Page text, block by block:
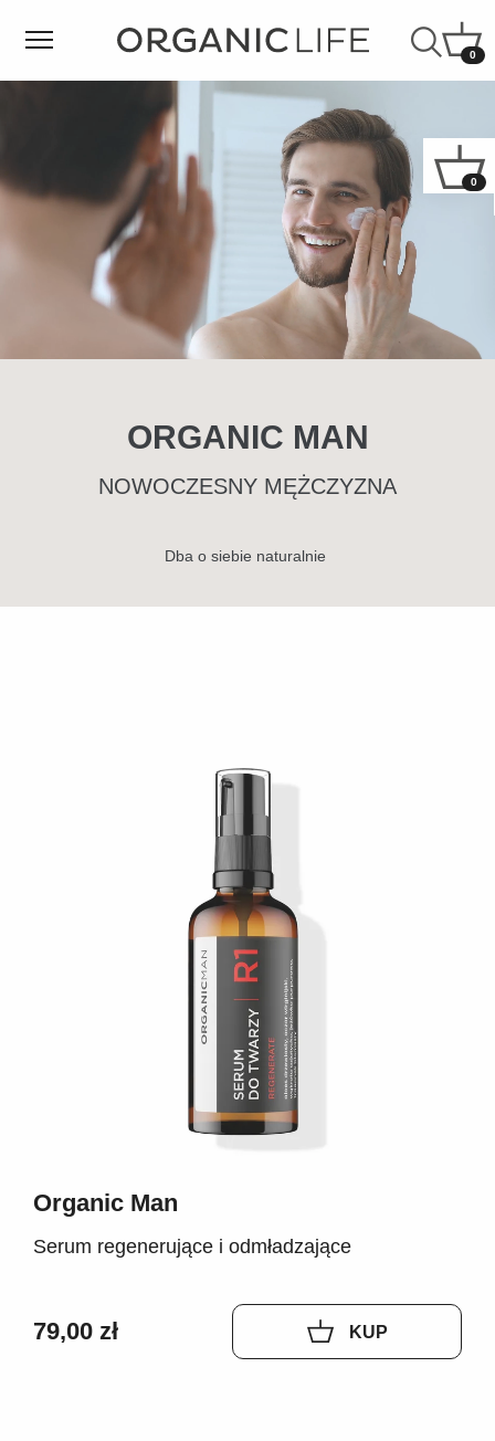
0
ORGANIC MAN
NOWOCZESNY MĘŻCZYZNA
Dba o siebie naturalnie
0
Organic Man
Serum regenerujące i odmładzające
79,00 zł KUP